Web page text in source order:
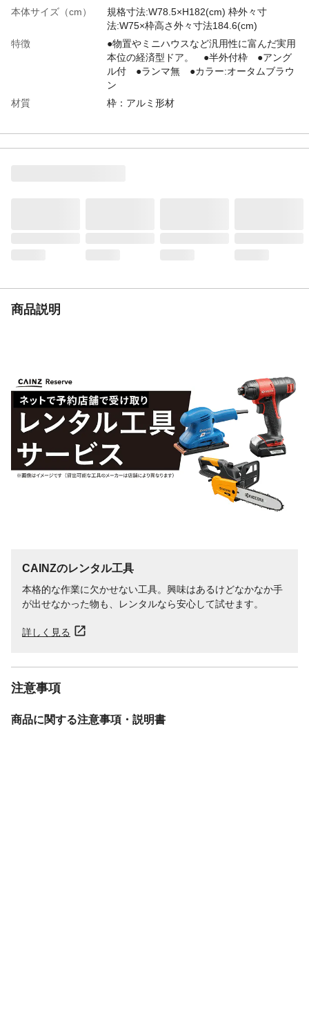
本体サイズ（cm）
規格寸法:W78.5×H182(cm) 枠外々寸
法:W75×枠高さ外々寸法184.6(cm)
特徴
●物置やミニハウスなど汎用性に富んだ実用
本位の経済型ドア。 ●半外付枠 ●アング
ル付 ●ランマ無 ●カラー:オータムブラウ
ン
材質
枠：アルミ形材
商品説明
CAINZのレンタル工具
本格的な作業に欠かせない工具。興味はあるけどなかなか手
が出せなかった物も、レンタルなら安心して試せます。
詳しく見る
注意事項
商品に関する注意事項・説明書